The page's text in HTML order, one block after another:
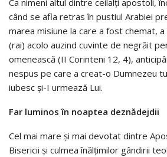
când se afla retras în pustiul Arabiei
marea misiune la care a fost chemat,
(rai) acolo auzind cuvinte de negrăit
omenească (II Corinteni 12, 4),
nespus pe care a creat-o Dumnezeu
iubesc și-I urmează Lui.
Far luminos în noaptea deznădejdii
Cel mai mare și mai devotat dintre
Bisericii și culmea înălțimilor gândirii